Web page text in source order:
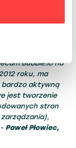
do
zachowuje dobry
Bubble.io na
roku, ma
bardzo aktywną
jest tworzenie
stron
Paweł Płowiec,